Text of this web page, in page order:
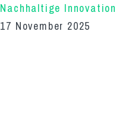
Nachhaltige Innovation
17 November 2025